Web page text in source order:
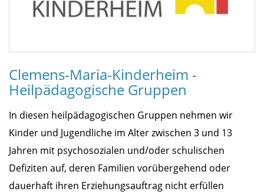
Clemens-Maria-Kinderheim -
Heilpädagogische Gruppen
In diesen heilpädagogischen Gruppen nehmen wir
Kinder und Jugendliche im Alter zwischen 3 und 13
Jahren mit psychosozialen und/oder schulischen
Defiziten auf, deren Familien vorübergehend oder
dauerhaft ihren Erziehungsauftrag nicht erfüllen